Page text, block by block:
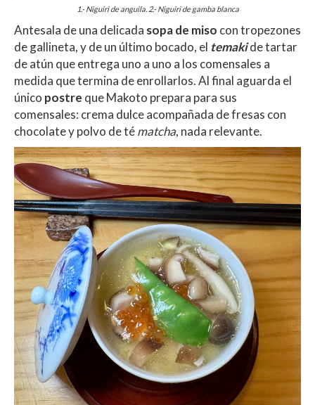
1.- Niguiri de anguila. 2.- Niguiri de gamba blanca
Antesala de una delicada sopa de miso con tropezones
de gallineta, y de un último bocado, el temakide tartar
de atún que entrega uno a uno a los comensales a
medida que termina de enrollarlos. Al final aguarda el
único postre que Makoto prepara para sus
comensales: crema dulce acompañada de fresas con
chocolate y polvo de tématcha, nada relevante.